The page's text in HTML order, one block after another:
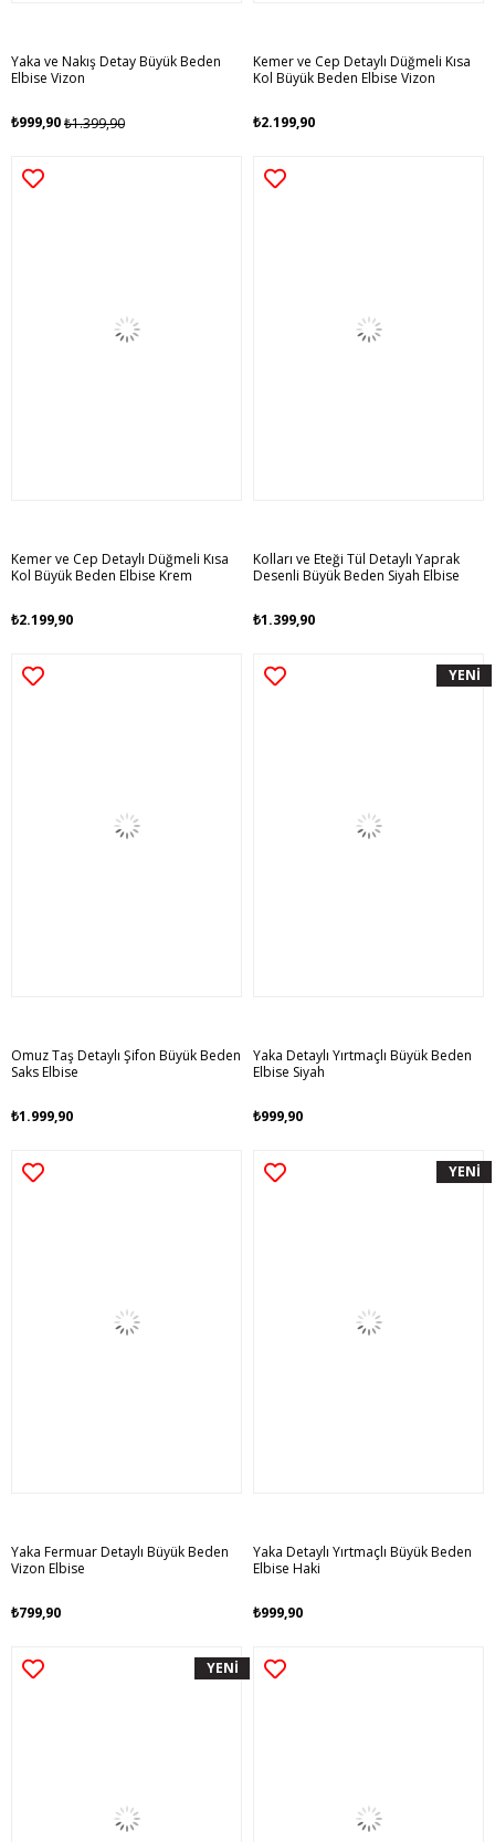
Yaka ve Nakış Detay Büyük Beden
Elbise Vizon
₺999,90₺1.399,90
Kemer ve Cep Detaylı Düğmeli Kısa
Kol Büyük Beden Elbise Vizon
₺2.199,90
Kemer ve Cep Detaylı Düğmeli Kısa
Kol Büyük Beden Elbise Krem
₺2.199,90
Kolları ve Eteği Tül Detaylı Yaprak
Desenli Büyük Beden Siyah Elbise
₺1.399,90
Omuz Taş Detaylı Şifon Büyük Beden
Saks Elbise
₺1.999,90
Yaka Detaylı Yırtmaçlı Büyük Beden
Elbise Siyah
₺999,90
YENİ
Yaka Fermuar Detaylı Büyük Beden
Vizon Elbise
₺799,90
Yaka Detaylı Yırtmaçlı Büyük Beden
Elbise Haki
₺999,90
YENİ
YENİ